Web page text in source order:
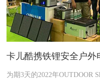
卡儿酷携铁锂安全户外
为期3天的2022年OUTDOOR